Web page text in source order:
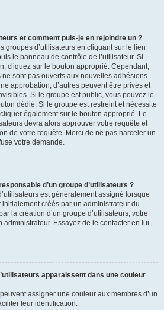
et comment puis-je en rejoindre un ?
groupes d’utilisateurs en cliquant sur le lien
le panneau de contrôle de l’utilisateur. Si
cliquez sur le bouton approprié. Cependant,
ne sont pas ouverts aux nouvelles adhésions.
approbation, d’autres peuvent être privés et
Si le groupe est public, vous pouvez le
dédié. Si le groupe est restreint et nécessite
également sur le bouton approprié. Le
devra alors approuver votre requête et
de votre requête. Merci de ne pas harceler un
votre demande.
d’un groupe d’utilisateurs ?
est généralement assigné lorsque
initialement créés par un administrateur du
la création d’un groupe d’utilisateurs, votre
administrateur. Essayez de le contacter en lui
apparaissent dans une couleur
assigner une couleur aux membres d’un
leur identification.